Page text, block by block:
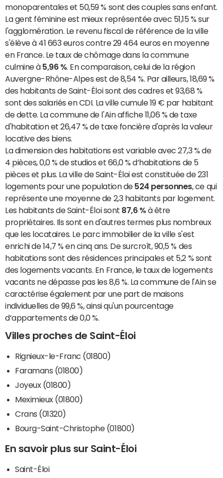
monoparentales et 50,59 % sont des couples sans enfant.
La gent féminine est mieux représentée avec 51,15 % sur
l'agglomération. Le revenu fiscal de référence de la ville
s'élève à 41 663 euros contre 29 464 euros en moyenne
en France. Le taux de chômage dans la commune
culmine à 5,96 %. En comparaison, celui de la région
Auvergne-Rhône-Alpes est de 8,54 %. Par ailleurs, 18,69 %
des habitants de Saint-Éloi sont des cadres et 93,68 %
sont des salariés en CDI. La ville cumule 19 € par habitant
de dette. La commune de l'Ain affiche 11,06 % de taxe
d'habitation et 26,47 % de taxe foncière d'après la valeur
locative des biens.
La dimension des habitations est variable avec 27,3 % de
4 pièces, 0,0 % de studios et 66,0 % d’habitations de 5
pièces et plus. La ville de Saint-Éloi est constituée de 231
logements pour une population de 524 personnes, ce qui
représente une moyenne de 2,3 habitants par logement.
Les habitants de Saint-Éloi sont 87,6 % à être
propriétaires. Ils sont en d'autres termes plus nombreux
que les locataires. Le parc immobilier de la ville s'est
enrichi de 14,7 % en cinq ans. De surcroît, 90,5 % des
habitations sont des résidences principales et 5,2 % sont
des logements vacants. En France, le taux de logements
vacants ne dépasse pas les 8,6 %. La commune de l'Ain se
caractérise également par une part de maisons
individuelles de 99,6 %, ainsi qu'un pourcentage
d’appartements de 0,0 %.
Villes proches de Saint-Éloi
Rignieux-le-Franc (01800)
Faramans (01800)
Joyeux (01800)
Meximieux (01800)
Crans (01320)
Bourg-Saint-Christophe (01800)
En savoir plus sur Saint-Éloi
Saint-Éloi